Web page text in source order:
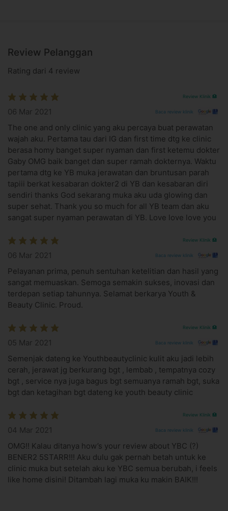
selama 12-24 jam pada daerah suntikan pengambilan
Vampire facial treatment bertujuan meremajakan kulit atau
menggabungkan dua metode dalam kecantikan, yaitu PRP
(Platelet-Rich Plasma) danmicroneedling.
Platelet-Rich Plasma atau PRP adalah perawatan menggunakan
plasma darah kaya trombosit milik pasien itu sendiri. Darah
pasien akan diolah sedemikian rupa menggunakan mesin
sentrifugal, untuk diambil bagian yang mengandung banyak
faktor pertumbuhan (growth factor) dan sitokin yang berperan
penting dalam proses regenerasi jaringan baru. Cairan PRP
inilah, dengan menggunakan teknologi mesogun / dermapen,
dimasukan ke dalam kulit.
Fungsi vampire facial
Meremajakan kulit
Menghaluskan dan mengencangkan kulit
Mengecilkan pori-pori wajah
Membantu mengurangi jerawat
Menyamarkan luka bekas jerawat
Menstimulasi terbentuknya kolagen untuk efek
pengencangan kulit wajah
Bagaimana vampire facial dilakukan?
Facial vampir akan diawali dengan mengambil darah Anda, lalu
dimasukkan ke mesin centrifugeuntuk mengambil lapisan
platelet atau PRP.
menggunakan micro needle. Sebelum dilakukan prosedur ini,
Anda akan diberi krim untuk membuat wajah mati rasa
Informasi Lokasi Klinik
Youth & Beauty Clinic Aestetic & Skin - Kemang
Review Pelanggan
Rating dari 4 review
Review Klinik 🏥
06 Mar 2021 Baca review klinik
The one and only clinic yang aku percaya buat perawatan
wajah aku. Pertama tau dari IG dan first time dtg ke clinic
berasa homy banget super nyaman dan first ketemu dokter
Gaby OMG baik banget dan super ramah dokternya. Waktu
pertama dtg ke YB muka jerawatan dan bruntusan parah
tapiii berkat kesabaran dokter2 di YB dan kesabaran diri
sendiri thanks God sekarang muka aku uda glowing dan
super sehat. Thank you so much for all YB team dan aku
sangat super nyaman perawatan di YB. Love love love you
Review Klinik 🏥
06 Mar 2021 Baca review klinik
Pelayanan prima, penuh sentuhan ketelitian dan hasil yang
sangat memuaskan. Semoga semakin sukses, inovasi dan
terdepan setiap tahunnya. Selamat berkarya Youth &
Beauty Clinic. Proud.
Review Klinik 🏥
05 Mar 2021 Baca review klinik
Semenjak dateng ke Youthbeautyclinic kulit aku jadi lebih
cerah, jerawat jg berkurang bgt , lembab , tempatnya cozy
bgt , service nya juga bagus bgt semuanya ramah bgt, suka
bgt dan ketagihan bgt dateng ke youth beauty clinic
Review Klinik 🏥
04 Mar 2021 Baca review klinik
OMG!! Kalau ditanya how’s your review about YBC (?)
BENER2 5STARR!!! Aku dulu gak pernah betah untuk ke
clinic muka but setelah aku ke YBC semua berubah, i feels
like home disini! Ditambah lagi muka ku makin BAIK!!!